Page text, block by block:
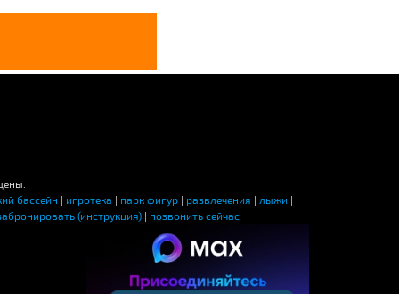
бассейн | игротека | парк фигур | развлечения | лыжи |
(инструкция) | позвонить сейчас